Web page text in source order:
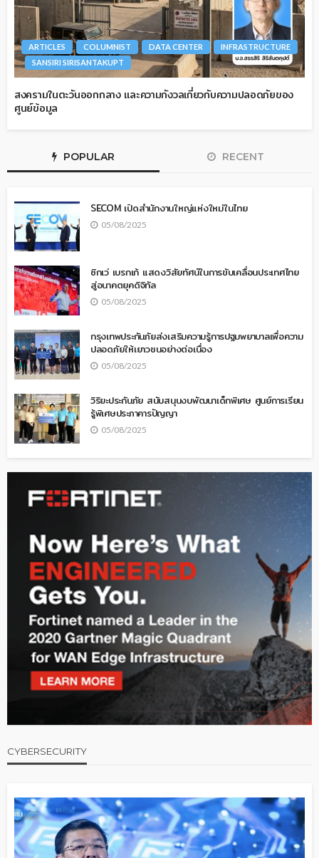
ARTICLES COLUMNIST DATA CENTER
INFRASTRUCTURE
SANSIRI SIRISANTAKUPT
สงครามในตะวันออกกลาง และความกังวลเกี่ยวกับความปลอดภัยของ
ศูนย์ข้อมูล
POPULAR RECENT
SECOM เปิดสำนักงานใหญ่แห่งใหม่ในไทย
05/08/2025
ซิกเว่ เบรกเก้ แสดงวิสัยทัศน์ในการขับเคลื่อนประเทศไทย
สู่อนาคตยุคดิจิทัล
05/08/2025
กรุงเทพประกันภัยส่งเสริมความรู้การปฐมพยาบาลเพื่อความ
ปลอดภัยให้เยาวชนอย่างต่อเนื่อง
05/08/2025
วิริยะประกันภัย สนับสนุนงบพัฒนาเด็กพิเศษ ศูนย์การเรียน
รู้พิเศษประภาคารปัญญา
05/08/2025
CYBERSECURITY